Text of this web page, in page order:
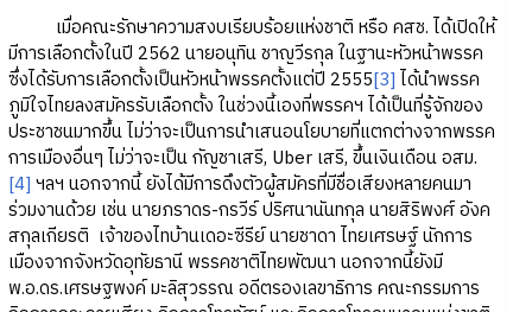
เมื่อคณะรักษาความสงบเรียบร้อยแห่งชาติ หรือ คสช. ได้เปิดให้
มีการเลือกตั้งในปี 2562 นายอนุทิน ชาญวีรกุล ในฐานะหัวหน้าพรรค
ซึ่งได้รับการเลือกตั้งเป็นหัวหน้าพรรคตั้งแต่ปี 2555[3] ได้นำพรรค
ภูมิใจไทยลงสมัครรับเลือกตั้ง ในช่วงนี้เองที่พรรคฯ ได้เป็นที่รู้จักของ
ประชาชนมากขึ้น ไม่ว่าจะเป็นการนำเสนอนโยบายที่แตกต่างจากพรรค
การเมืองอื่นๆ ไม่ว่าจะเป็น กัญชาเสรี, Uber เสรี, ขึ้นเงินเดือน อสม.
[4] ฯลฯ นอกจากนี้ ยังได้มีการดึงตัวผู้สมัครที่มีชื่อเสียงหลายคนมา
ร่วมงานด้วย เช่น นายภราดร-กรวีร์ ปริศนานันทกุล นายสิริพงศ์ อังค
สกุลเกียรติ เจ้าของไทบ้านเดอะซีรีย์ นายชาดา ไทยเศรษฐ์ นักการ
เมืองจากจังหวัดอุทัยธานี พรรคชาติไทยพัฒนา นอกจากนี้ยังมี
พ.อ.ดร.เศรษฐพงค์ มะลิสุวรรณ อดีตรองเลขาธิการ คณะกรรมการ